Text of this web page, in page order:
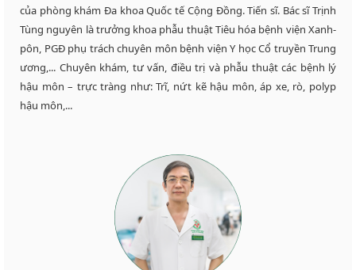
của phòng khám Đa khoa Quốc tế Cộng Đồng. Tiến sĩ. Bác sĩ Trịnh
Tùng nguyên là trưởng khoa phẫu thuật Tiêu hóa bệnh viện Xanh-
pôn, PGĐ phụ trách chuyên môn bệnh viện Y học Cổ truyền Trung
ương,... Chuyên khám, tư vấn, điều trị và phẫu thuật các bệnh lý
hậu môn – trực tràng như: Trĩ, nứt kẽ hậu môn, áp xe, rò, polyp
hậu môn,...